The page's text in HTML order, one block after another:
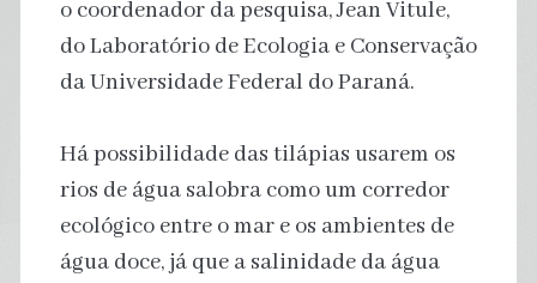
o coordenador da pesquisa, Jean Vitule,
do Laboratório de Ecologia e Conservação
da Universidade Federal do Paraná.
Há possibilidade das tilápias usarem os
rios de água salobra como um corredor
ecológico entre o mar e os ambientes de
água doce, já que a salinidade da água